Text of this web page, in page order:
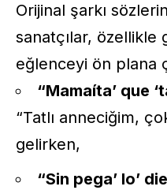
Orijinal şarkı
sanatçılar, özellikle
eğlenceyi ön plana
“Mamaíta’ que
“Tatlı anneciğim,
gelirken,
“Sin pega’ lo’